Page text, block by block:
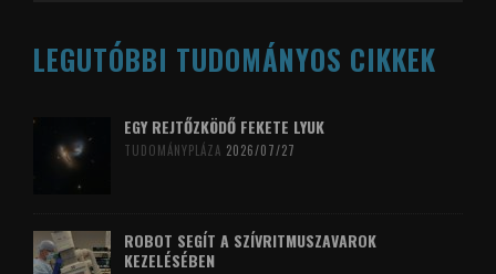
LEGUTÓBBI TUDOMÁNYOS CIKKEK
EGY REJTŐZKÖDŐ FEKETE LYUK
TUDOMÁNYPLÁZA 2026/07/27
ROBOT SEGÍT A SZÍVRITMUSZAVAROK
KEZELÉSÉBEN